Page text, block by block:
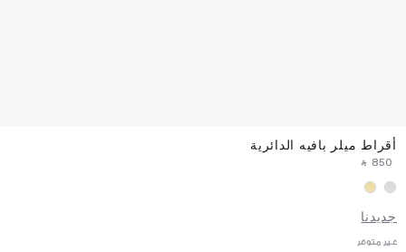
أقراط ميلر بافيه الدائرية
‎ ⃁ ⁦850⁩ ‎
جديدنا
غير متوفر